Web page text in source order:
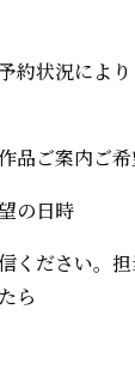
状況により
品ご案内ご希
の日時
ください。
ら